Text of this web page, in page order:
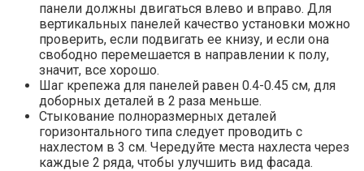
панели должны двигаться влево и вправо. Для
вертикальных панелей качество установки можно
проверить, если подвигать ее книзу, и если она
свободно перемешается в направлении к полу,
значит, все хорошо.
Шаг крепежа для панелей равен 0.4-0.45 см, для
доборных деталей в 2 раза меньше.
Стыкование полноразмерных деталей
горизонтального типа следует проводить с
нахлестом в 3 см. Чередуйте места нахлеста через
каждые 2 ряда, чтобы улучшить вид фасада.